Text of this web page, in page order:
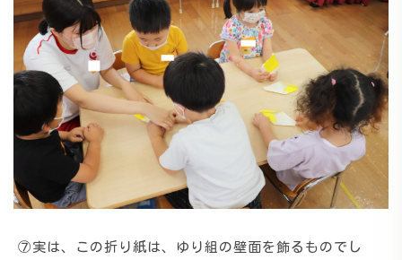
⑦実は、この折り紙は、ゆり組の壁面を飾るものでし